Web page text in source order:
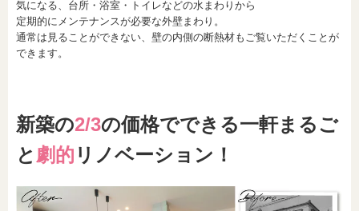
気になる、台所・浴室・トイレなどの水まわりから
定期的にメンテナンスが必要な外壁まわり。
通常は見ることができない、壁の内側の断熱材もご覧いただくことが
できます。
新築の2/3の価格でできる一軒まるご
と 劇的 リノベーション！